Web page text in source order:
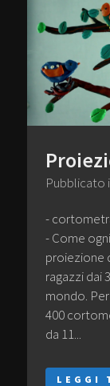
Pubblicato
-
- Come
proiezione
ragazzi dai
mondo.
400
da 11...
LEGGI